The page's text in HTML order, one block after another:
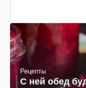
Рецепты
С ней обед